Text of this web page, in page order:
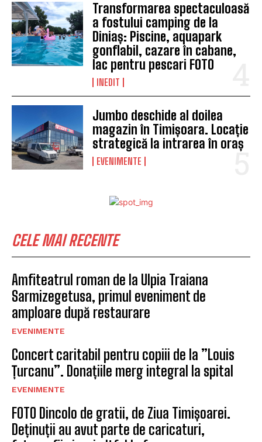
Transformarea spectaculoasă
a fostului camping de la
Diniaș: Piscine, aquapark
gonflabil, cazare în cabane,
lac pentru pescari FOTO
INEDIT
Jumbo deschide al doilea
magazin în Timișoara. Locație
strategică la intrarea în oraș
EVENIMENTE
CELE MAI RECENTE
Amfiteatrul roman de la Ulpia Traiana
Sarmizegetusa, primul eveniment de
amploare după restaurare
EVENIMENTE
Concert caritabil pentru copiii de la ”Louis
Țurcanu”. Donațiile merg integral la spital
EVENIMENTE
FOTO Dincolo de gratii, de Ziua Timișoarei.
Deținuții au avut parte de caricaturi,